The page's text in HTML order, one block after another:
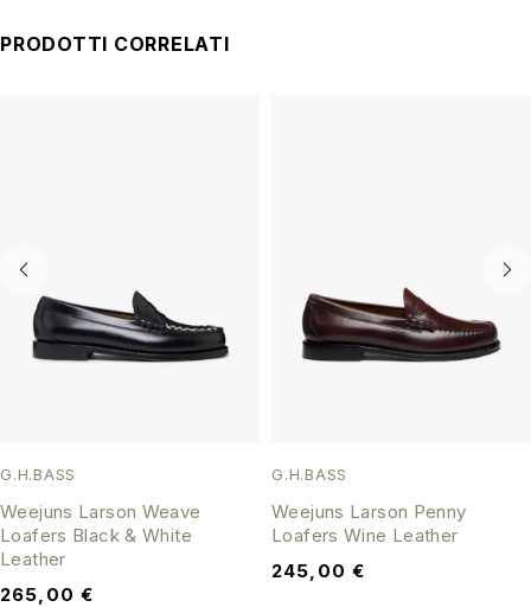
PRODOTTI CORRELATI
G.H.BASS
Weejuns Larson Weave
Loafers Black & White
Leather
265,00 €
G.H.BASS
Weejuns Larson Penny
Loafers Wine Leather
245,00 €